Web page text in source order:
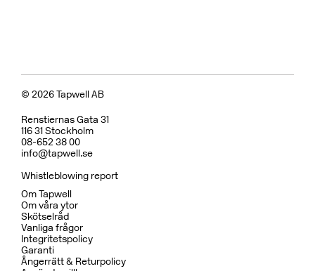
Badkarsblandare
BOX026 Mattsvart
CR MB LU
Pris 15995 kr